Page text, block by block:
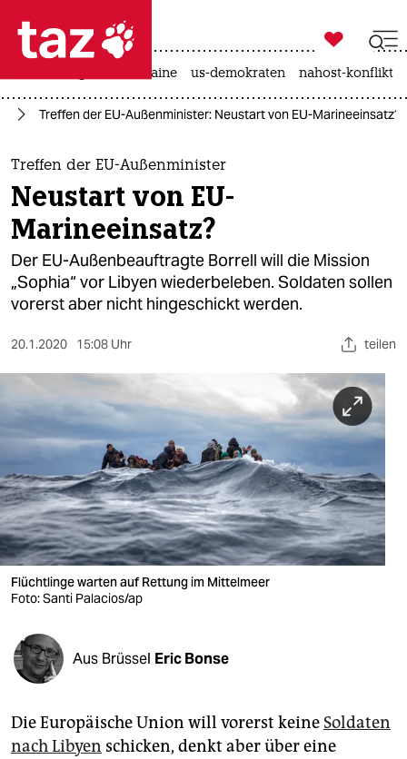
 taz zahl ich
taz zahl ich
themen
politik
öko
gesellschaft
sport
berlin
nord
wahrheit
verlag
verlag
veranstaltungen
shop
fragen & hilfe
unterstützen
abo

taz zahl ich
krieg in der ukraine us-demokraten nahost-konflikt
Treffen der EU-Außenminister: Neustart von EU-Marineeinsatz?
Treffen der EU-Außenminister
Neustart von EU-
Marineeinsatz?
Der EU-Außenbeauftragte Borrell will die Mission
„Sophia“ vor Libyen wiederbeleben. Soldaten sollen
vorerst aber nicht hingeschickt werden.
20.1.2020 15:08 Uhr teilen
Flüchtlinge warten auf Rettung im Mittelmeer
Foto: Santi Palacios/ap
Aus Brüssel Eric Bonse
Die Europäische Union will vorerst keine Soldaten
nach Libyen schicken, denkt aber über eine